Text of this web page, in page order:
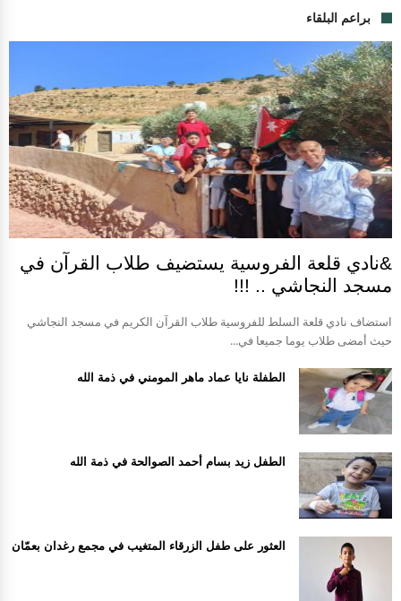
براعم البلقاء
&نادي قلعة الفروسية يستضيف طلاب القرآن في
مسجد النجاشي .. !!!
استضاف نادي قلعة السلط للفروسية طلاب القرآن الكريم في مسجد النجاشي
حيث أمضى طلاب يوما جميعا في...
الطفلة نايا عماد ماهر المومني في ذمة الله
الطفل زيد بسام أحمد الصوالحة في ذمة الله
العثور على طفل الزرقاء المتغيب في مجمع رغدان بعمّان